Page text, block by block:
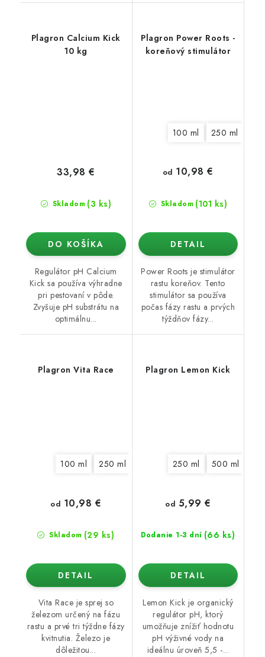
Plagron Calcium Kick
10 kg
Skladom (3 ks)
33,98 €
DO KOŠÍKA
Regulátor pH Calcium
Kick sa používa výhradne
pri pestovaní v pôde.
Zvyšuje pH substrátu na
optimálnu...
Plagron Power Roots -
koreňový stimulátor
100 ml 250 ml
Skladom (101 ks)
od 10,98 €
DETAIL
Power Roots je stimulátor
rastu koreňov. Tento
stimulátor sa používa
počas fázy rastu a prvých
týždňov fázy...
Plagron Vita Race
100 ml 250 ml
Skladom (29 ks)
od 10,98 €
DETAIL
Vita Race je sprej so
železom určený na fázu
rastu a prvé tri týždne fázy
kvitnutia. Železo je
dôležitou...
Plagron Lemon Kick
250 ml 500 ml
Dodanie 1-3 dní (66 ks)
od 5,99 €
DETAIL
Lemon Kick je organický
regulátor pH, ktorý
umožňuje znížiť hodnotu
pH výživné vody na
ideálnu úroveň 5,5 -...